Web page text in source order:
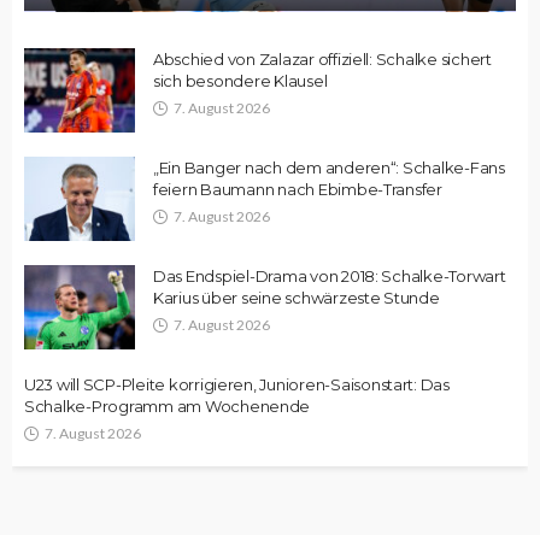
Abschied von Zalazar offiziell: Schalke sichert
sich besondere Klausel
7. August 2026
„Ein Banger nach dem anderen“: Schalke-Fans
feiern Baumann nach Ebimbe-Transfer
7. August 2026
Das Endspiel-Drama von 2018: Schalke-Torwart
Karius über seine schwärzeste Stunde
7. August 2026
U23 will SCP-Pleite korrigieren, Junioren-Saisonstart: Das
Schalke-Programm am Wochenende
7. August 2026